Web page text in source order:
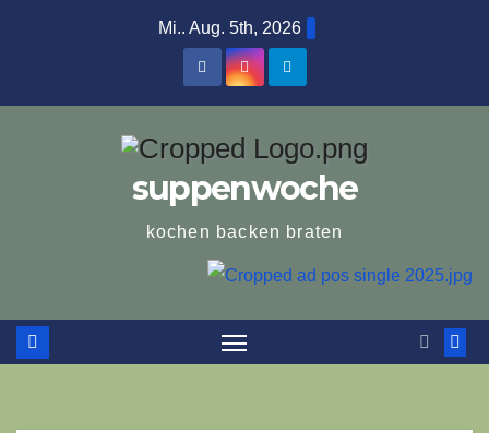
Mi.. Aug. 5th, 2026
suppenwoche
kochen backen braten